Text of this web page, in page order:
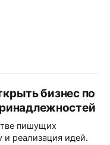
бизнес по
пишущих
и реализация идей.